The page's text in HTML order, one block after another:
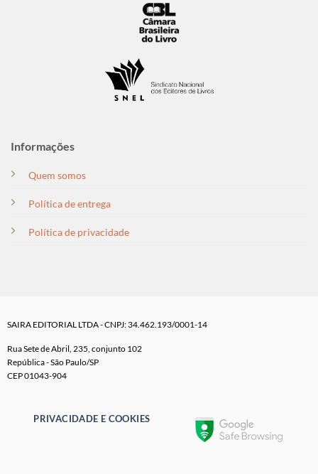
Informações
Quem somos
Política de entrega
Política de privacidade
SAIRA EDITORIAL LTDA - CNPJ: 34.462.193/0001-14
Rua Sete de Abril, 235, conjunto 102
República - São Paulo/SP
CEP 01043-904
PRIVACIDADE E COOKIES